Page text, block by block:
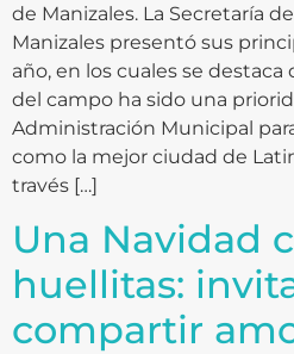
de Manizales. La Secretaría
Manizales presentó sus
año, en los cuales se
del campo ha sido una
Administración Municipal
como la mejor ciudad de
través […]
Una Navidad
huellitas:
compartir